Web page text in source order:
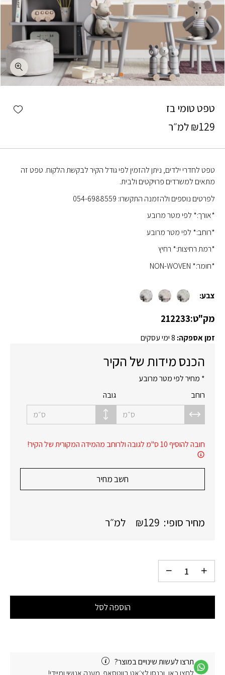
טפט טומי בז
₪129 למ״ר
טפט לחדרי ילדים, ניתן להזמין לפי גודל הקיר לבקשת הלקוח. טפט זה
מתאים למשרדים פרויקטים ולבית.
לפרטים נוספים ולהזמנה התקשרו: 054-6988559
*אורך:* לפי מטר מרובע
*רוחב:* לפי מטר מרובע
*רמת רחיצות:* רחיץ
*חומר:* NON-WOVEN
צבע:
מק"ט:212233
זמן אספקה: 8 ימי עסקים
הכנס מידות של הקיר
* מחיר לפי מטר מרובע
רוחב
ס״מ
גובה
ס״מ
חובה להוסיף 10 ס"מ לגובה ולרוחב מהמידה המקורית של הקיר!
חשב מחיר
מחיר סופי: ₪129 למ״ר
הוספה לסל
תרצו לעשות שינויים במוצר?